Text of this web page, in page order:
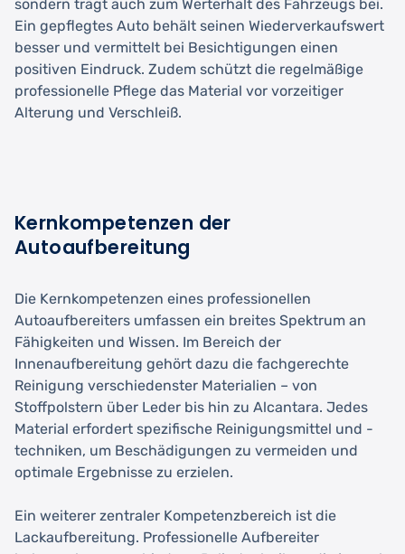
sondern trägt auch zum Werterhalt des Fahrzeugs bei.
Ein gepflegtes Auto behält seinen Wiederverkaufswert
besser und vermittelt bei Besichtigungen einen
positiven Eindruck. Zudem schützt die regelmäßige
professionelle Pflege das Material vor vorzeitiger
Alterung und Verschleiß.
Kernkompetenzen der
Autoaufbereitung
Die Kernkompetenzen eines professionellen
Autoaufbereiters umfassen ein breites Spektrum an
Fähigkeiten und Wissen. Im Bereich der
Innenaufbereitung gehört dazu die fachgerechte
Reinigung verschiedenster Materialien – von
Stoffpolstern über Leder bis hin zu Alcantara. Jedes
Material erfordert spezifische Reinigungsmittel und -
techniken, um Beschädigungen zu vermeiden und
optimale Ergebnisse zu erzielen.
Ein weiterer zentraler Kompetenzbereich ist die
Lackaufbereitung. Professionelle Aufbereiter